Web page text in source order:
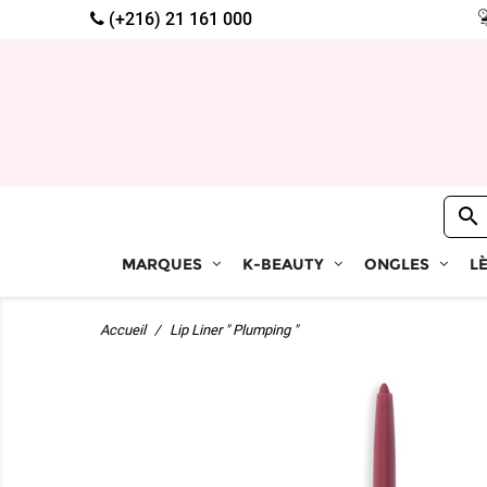
(+216) 21 161 000
MARQUES K-BEAUTY ONGLES

Accueil Lip Liner " Plumping "